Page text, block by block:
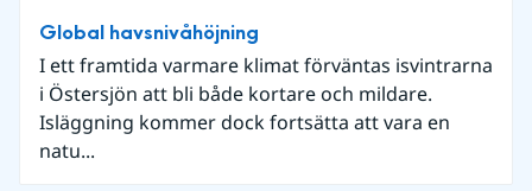
Global havsnivåhöjning
I ett framtida varmare klimat förväntas isvintrarna
i Östersjön att bli både kortare och mildare.
Isläggning kommer dock fortsätta att vara en
natu...